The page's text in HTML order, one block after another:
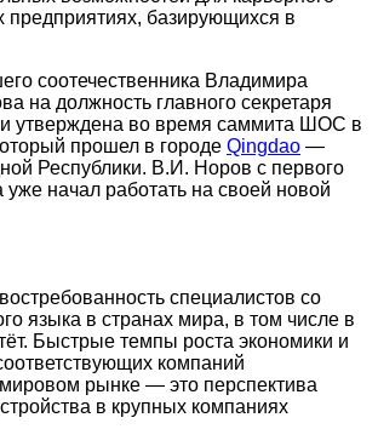
предприятиях, базирующихся в
соотечественника Владимира
на должность главного секретаря
утверждена во время саммита ШОС в
прошел в городе Qingdao —
Республики. В.И. Норов с первого
уже начал работать на своей новой
специалистов со
языка в странах мира, в том числе в
Быстрые темпы роста экономики и
компаний
рынке — это перспектива
в крупных компаниях